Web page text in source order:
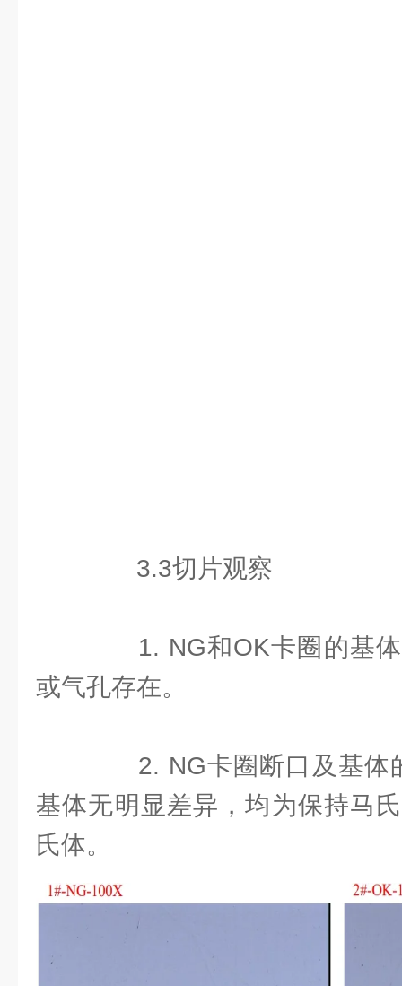
3.3切片观察
1. NG和OK卡圈的基体
或气孔存在。
2. NG卡圈断口及基体
基体无明显差异，均为保持马
氏体。